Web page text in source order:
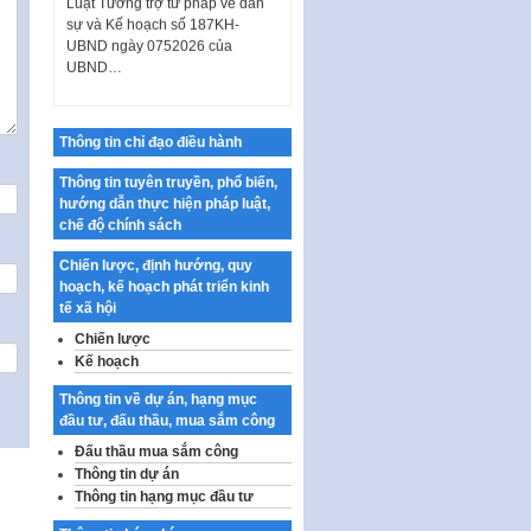
sự và Kế hoạch số 187KH-
UBND ngày 0752026 của
UBND…
thành phố Hà Nội
chính luận về bảo vệ nền tảng tư
tưởng của Đảng…
Công bố công khai dự toán kinh
phí xây dựng pháp luật, hoàn
thiện thể chế, chính…
Quy định về nghiên cứu, ứng
dụng khoa học, công nghệ, đổi
mới sáng tạo và chuyển…
Quy định chi tiết và hướng dẫn
thi hành một số điều của Luật Lý
lịch tư…
Sửa đổi, bổ sung một số nội
dung tại Nghị quyết số 30/NQ-
CP ngày 24 tháng 02…
Thông tin chỉ đạo điều hành
Thông tin tuyên truyền, phổ biến,
hướng dẫn thực hiện pháp luật,
chế độ chính sách
Chiến lược, định hướng, quy
hoạch, kế hoạch phát triển kinh
tế xã hội
Chiến lược
Kế hoạch
Thông tin về dự án, hạng mục
đầu tư, đấu thầu, mua sắm công
Đấu thầu mua sắm công
Thông tin dự án
Thông tin hạng mục đầu tư